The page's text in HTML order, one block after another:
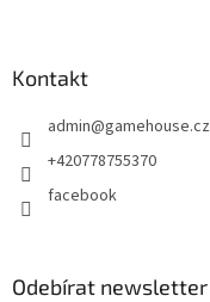
Kontakt
admin@gamehouse.cz
+420778755370
facebook
Odebírat newsletter